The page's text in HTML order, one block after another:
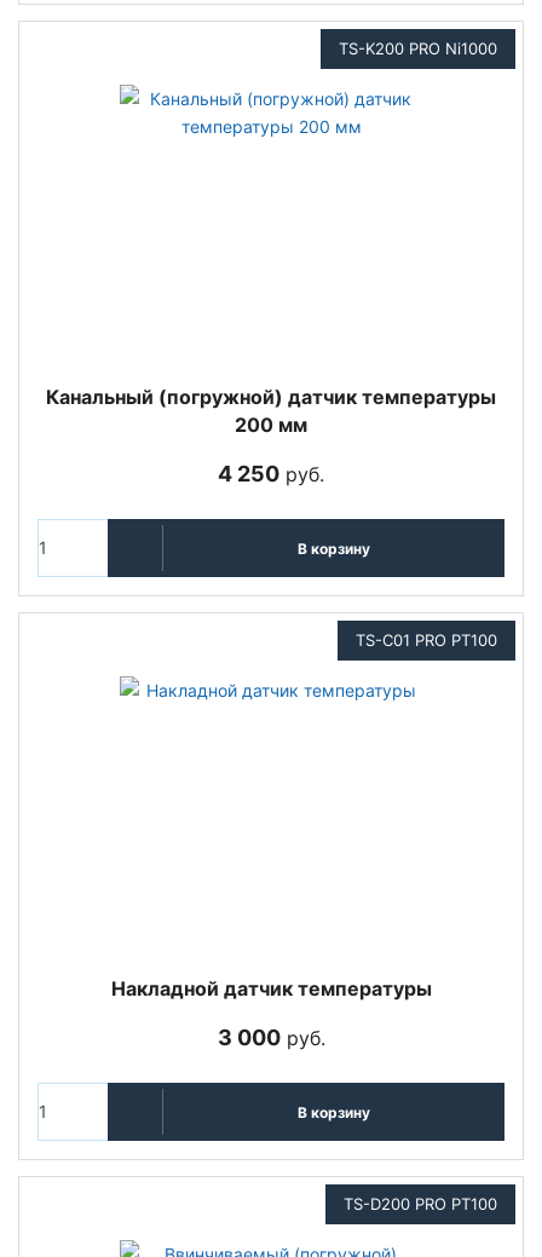
TS-K200 PRO Ni1000
Канальный (погружной) датчик температуры
200 мм
4 250 руб.
В корзину
TS-C01 PRO PT100
Накладной датчик температуры
3 000руб.
В корзину
TS-D200 PRO PT100